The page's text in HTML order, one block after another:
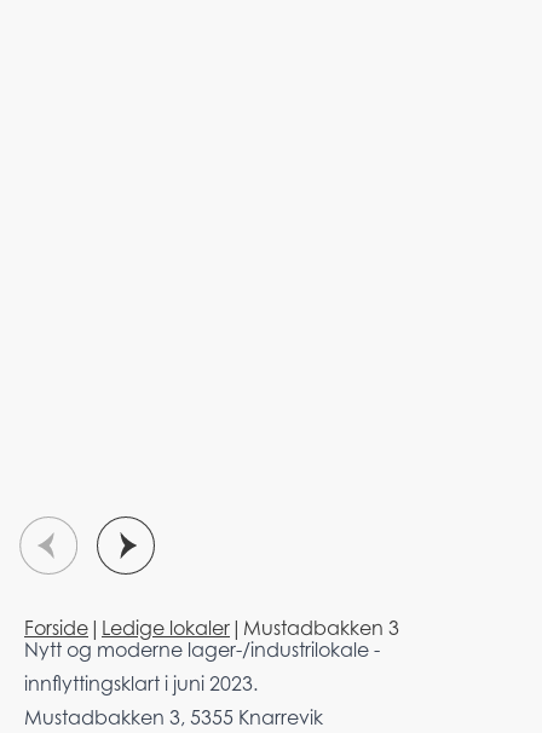
Forside | Ledige lokaler | Mustadbakken 3
Nytt og moderne lager-/industrilokale -
innflyttingsklart i juni 2023.
Mustadbakken 3, 5355 Knarrevik